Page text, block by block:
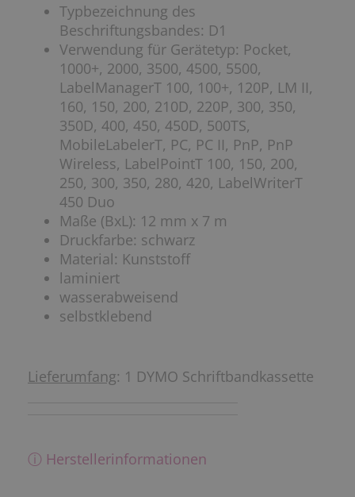
Typbezeichnung des
Beschriftungsbandes: D1
Verwendung für Gerätetyp: Pocket,
1000+, 2000, 3500, 4500, 5500,
LabelManagerT 100, 100+, 120P, LM II,
160, 150, 200, 210D, 220P, 300, 350,
350D, 400, 450, 450D, 500TS,
MobileLabelerT, PC, PC II, PnP, PnP
Wireless, LabelPointT 100, 150, 200,
250, 300, 350, 280, 420, LabelWriterT
450 Duo
Maße (BxL): 12 mm x 7 m
Druckfarbe: schwarz
Material: Kunststoff
laminiert
wasserabweisend
selbstklebend
Lieferumfang: 1 DYMO Schriftbandkassette
ⓘ Herstellerinformationen